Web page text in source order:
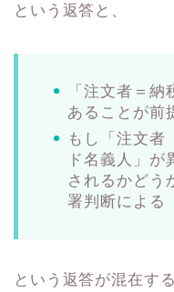
という返答と、
「注文者＝
あることが前
もし「注文者
ド名義人」が
されるかどう
署判断による
という返答が混在す